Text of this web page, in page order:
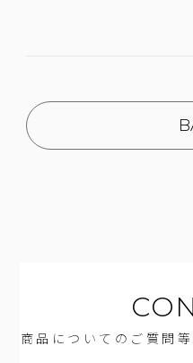
商品についてのご質問